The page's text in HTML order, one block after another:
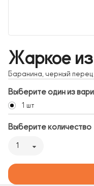
Жаркое
Баранина, черный
Выберите один из
1 шт
Выберите количество
1